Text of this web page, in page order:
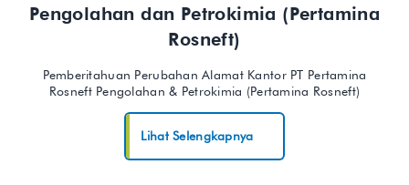
Pengolahan dan Petrokimia (Pertamina
Rosneft)
Pemberitahuan Perubahan Alamat Kantor PT Pertamina
Rosneft Pengolahan & Petrokimia (Pertamina Rosneft)
Lihat Selengkapnya